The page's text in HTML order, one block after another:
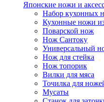
Японские ножи и
Набор кухонных
Кухонные ножи
Поварской нож
Нож Сантоку
Универсальный
Нож для стейка
Нож топорик
Вилки для мяса
Точилка для
Мусаты